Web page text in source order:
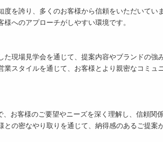
度を誇り、多くのお客様から信頼をいただいて
へのアプローチがしやすい環境です。
現場見学会を通じて、提案内容やブランドの強
スタイルを通じて、お客様とより親密なコミュ
お客様のご要望やニーズを深く理解し、信頼関
の密なやり取りを通じて、納得感のあるご提案